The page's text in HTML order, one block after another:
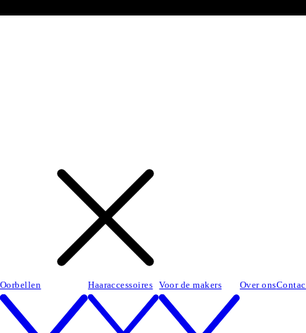
Oorbellen Haaraccessoires Voor de makers Over ons